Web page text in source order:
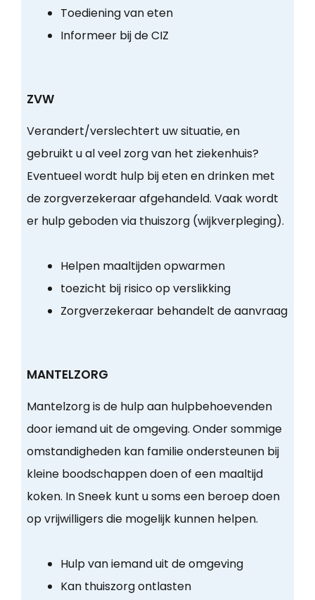
Toediening van eten
Informeer bij de CIZ
ZVW
Verandert/verslechtert uw situatie, en
gebruikt u al veel zorg van het ziekenhuis?
Eventueel wordt hulp bij eten en drinken met
de zorgverzekeraar afgehandeld. Vaak wordt
er hulp geboden via thuiszorg (wijkverpleging).
Helpen maaltijden opwarmen
toezicht bij risico op verslikking
Zorgverzekeraar behandelt de aanvraag
MANTELZORG
Mantelzorg is de hulp aan hulpbehoevenden
door iemand uit de omgeving. Onder sommige
omstandigheden kan familie ondersteunen bij
kleine boodschappen doen of een maaltijd
koken. In Sneek kunt u soms een beroep doen
op vrijwilligers die mogelijk kunnen helpen.
Hulp van iemand uit de omgeving
Kan thuiszorg ontlasten